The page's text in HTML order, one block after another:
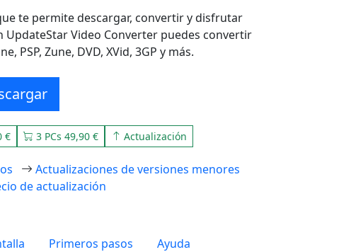
te permite descargar, convertir y disfrutar
UpdateStar Video Converter puedes convertir
PSP, Zune, DVD, XVid, 3GP y más.
€ 3 PCs 49,90 € Actualización
Actualizaciones de versiones menores
de actualización
Primeros pasos Ayuda